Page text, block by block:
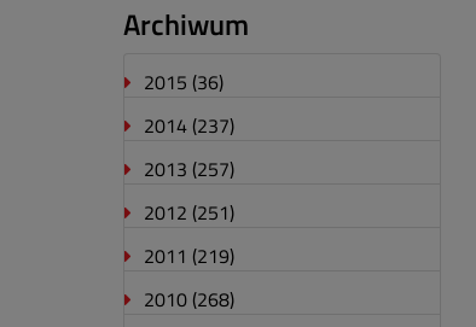
Archiwum
2015 (36)
2014 (237)
2013 (257)
2012 (251)
2011 (219)
2010 (268)